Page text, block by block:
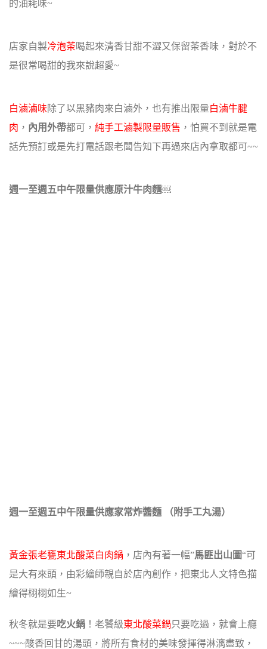
的油耗味~
店家自製冷泡茶喝起來清香甘甜不澀又保留茶香味，對於不
是很常喝甜的我來說超愛~
白滷滷味除了以黑豬肉來白滷外，也有推出限量白滷牛腱
肉 ， 內用外帶都可， 純手工滷製限量販售 ，怕買不到就是電
話先預訂或是先打電話跟老闆告知下再過來店內拿取都可~~
週一至週五中午限量供應原汁牛肉麵￼
週一至週五中午限量供應家常炸醬麵 （附手工丸湯）
黃金張老甕東北酸菜白肉鍋 ，店內有著一幅”馬匪出山圖“可
是大有來頭， 由彩繪師親自於店內創作，把東北人文特色描
繪得栩栩如生~
秋冬就是要 吃火鍋 ！老饕級東北酸菜鍋只要吃過，就會上癮
~~~酸香回甘的湯頭，將所有食材的美味發揮得淋漓盡致，